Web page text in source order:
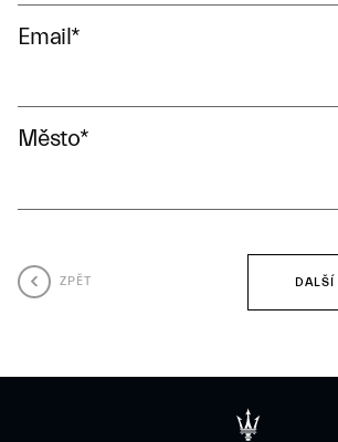
+1
Email*
Město*
ZPĚT DALŠÍ